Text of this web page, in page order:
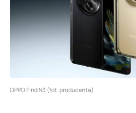
OPPO FInd N3 (fot. producenta)